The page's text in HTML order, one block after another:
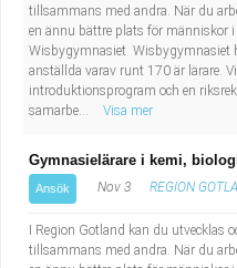
tillsammans med andra. När du
en ännu bättre plats för människor
Wisbygymnasiet Wisbygymnasiet
anställda varav runt 170 är lärare.
introduktionsprogram och en
samarbe...
Visa mer
Gymnasielärare i kemi,
Ansök Nov 3 REGION
I Region Gotland kan du utvecklas
tillsammans med andra. När du